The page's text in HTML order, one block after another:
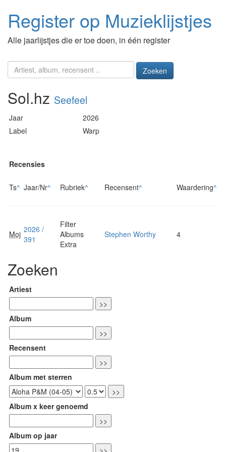
Register op Muzieklijstjes
Alle jaarlijstjes die er toe doen, in één register
Zoeken
Sol.hz Seefeel
Jaar
2026
Label
Warp
Recensies
Ts^ Jaar/Nr^ Rubriek^ Recensent^ Waardering^
Moj 2026 /
391
Filter
Albums
Extra
Stephen Worthy 4
Zoeken
Artiest
Album
Recensent
Album met sterren
Album x keer genoemd
Album op jaar